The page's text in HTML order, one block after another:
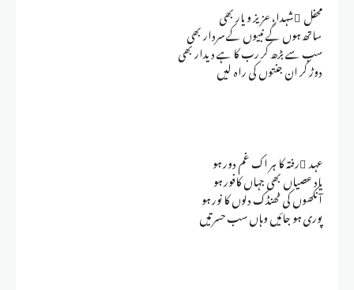
محفل ِشہدا، عزیز و یار بھی
ساتھ ہوں گے نبیوں کے سردار بھی
سب سے بڑھ کر رب کا ہے دیدار بھی
دوڑ کر ان جنتوں کی راہ لیں
عہد ِرفتہ کا ہر اک غم دور ہو
یاد عصیاں بھی جہاں کافور ہو
آنکھوں کی ٹھنڈک دلوں کا نور ہو
پوری ہو جائیں وہاں سب حسرتیں